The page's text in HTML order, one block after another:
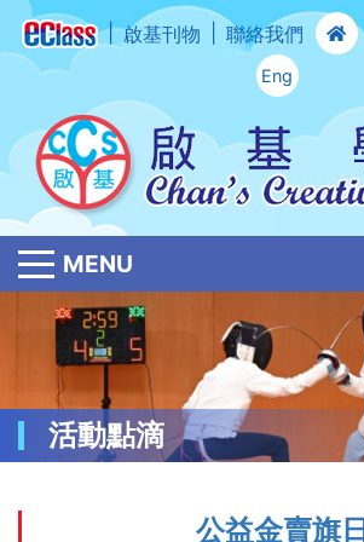
啟基刊物 聯絡我們
Eng
MENU
活動點滴
公益金賣旗日